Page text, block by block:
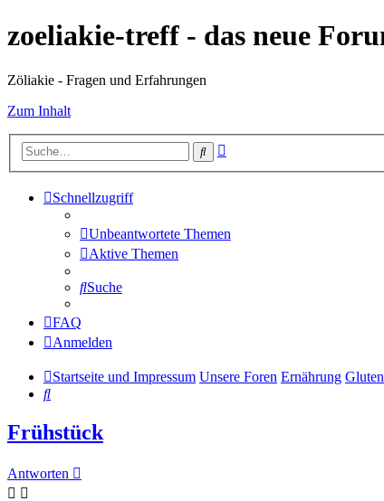
zoeliakie-treff - das neue
Zöliakie - Fragen und Erfahrungen
Zum Inhalt
Suche
Schnellzugriff
Unbeantwortete Themen
Aktive Themen
Suche
FAQ
Anmelden
Startseite und Impressum Unsere Foren Ernährung
Suche
Frühstück
Antworten